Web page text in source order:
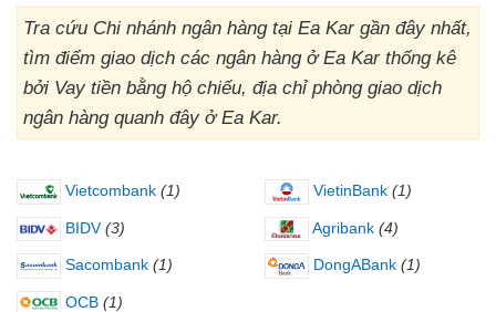
Tra cứu Chi nhánh ngân hàng tại Ea Kar gần đây nhất,
tìm điểm giao dịch các ngân hàng ở Ea Kar thống kê
bởi Vay tiền bằng hộ chiếu, địa chỉ phòng giao dịch
ngân hàng quanh đây ở Ea Kar.
Vietcombank (1) VietinBank (1)
BIDV (3) Agribank (4)
Sacombank (1) DongABank (1)
OCB (1)